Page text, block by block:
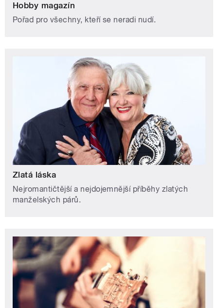
Hobby magazín
Pořad pro všechny, kteří se neradi nudí.
Zlatá láska
Nejromantičtější a nejdojemnější příběhy zlatých
manželských párů.